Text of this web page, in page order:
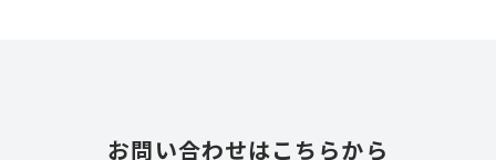
お問い合わせはこちらから